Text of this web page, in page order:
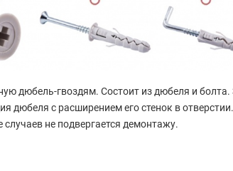
дюбель-гвоздям. Состоит из дюбеля и болта.
дюбеля с расширением его стенок в
не подвергается демонтажу.